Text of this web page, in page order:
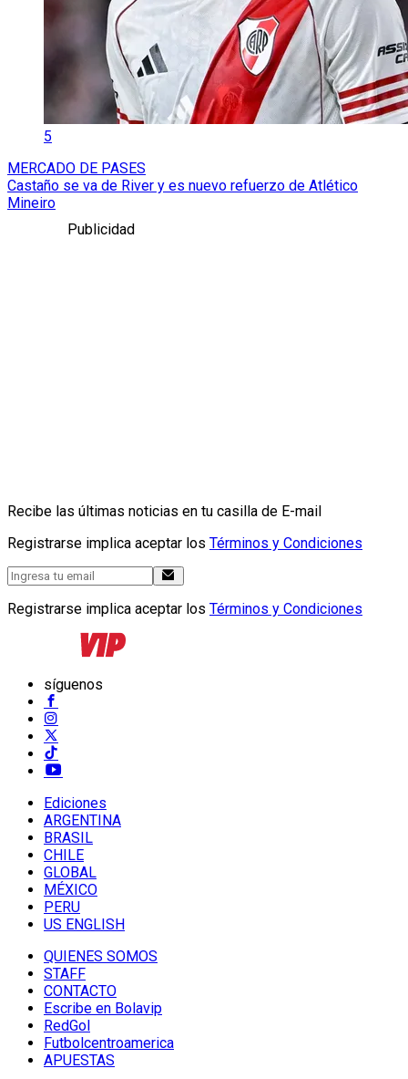
5
MERCADO DE PASES
Castaño se va de River y es nuevo refuerzo de Atlético
Mineiro
Publicidad
Recibe las últimas noticias en tu casilla de E-mail
Registrarse implica aceptar los Términos y Condiciones
Registrarse implica aceptar los Términos y Condiciones
síguenos
Ediciones
ARGENTINA
BRASIL
CHILE
GLOBAL
MÉXICO
PERU
US ENGLISH
QUIENES SOMOS
STAFF
CONTACTO
Escribe en Bolavip
RedGol
Futbolcentroamerica
APUESTAS